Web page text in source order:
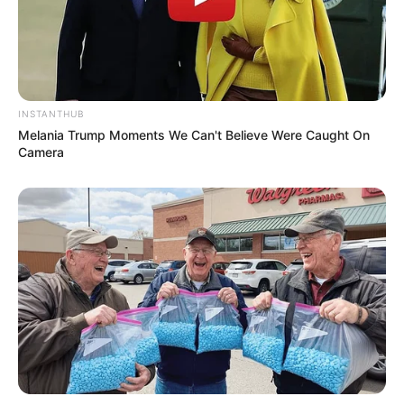
İcra başçısı üç qurumu birləşdirdi, yeni
rəis təyin etdi -
FOTO
86 0
18:41 / 06 Avqust 2026 CƏMİYYƏT
İcra başçısı üç qurumu birləşdirdi,yeni
rəis təyin etdi
INSTANTHUB
Melania Trump Moments We Can't Believe Were Caught On
Camera